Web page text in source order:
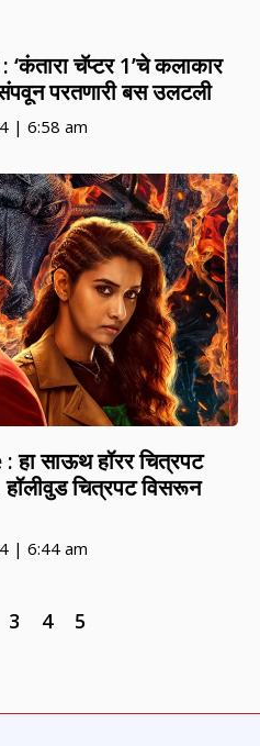
चॅप्टर 1’चे कलाकार
परतणारी बस उलटली
6:58 am
साऊथ हॉरर चित्रपट
हॉलीवुड चित्रपट विसरून
6:44 am
3 4 5